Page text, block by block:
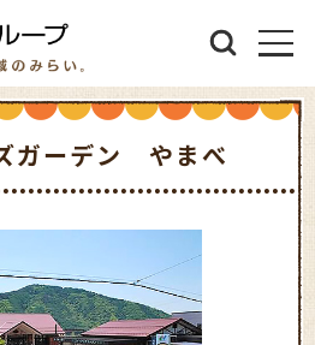
ガーデン やまべ